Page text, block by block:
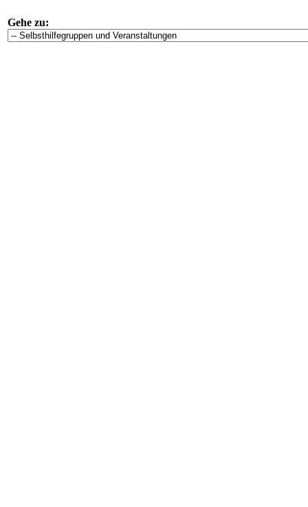
Gehe zu: